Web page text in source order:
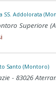
SS. Addolorata
Superiore
Santo (Montoro)
- 83026